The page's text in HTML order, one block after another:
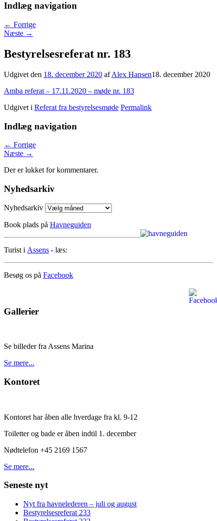
Indlæg navigation
← Forrige
Næste →
Bestyrelsesreferat nr. 183
Udgivet den 18. december 2020 afAlex Hansen18. december 2020
Amba referat – 17.11.2020 – møde nr. 183
Udgivet i Referat fra bestyrelsesmøde Permalink
Indlæg navigation
← Forrige
Næste →
Der er lukket for kommentarer.
Nyhedsarkiv
Nyhedsarkiv
Book plads på Havneguiden
Turist i Assens - læs:
Besøg os på Facebook
Gallerier
Se billeder fra Assens Marina
Se mere...
Kontoret
Kontoret har åben alle hverdage fra kl. 9-12
Toiletter og bade er åben indtil 1. december
Nødtelefon +45 2169 1567
Se mere...
Seneste nyt
Nyt fra havnelederen – juli og august
Bestyrelsesreferat 233